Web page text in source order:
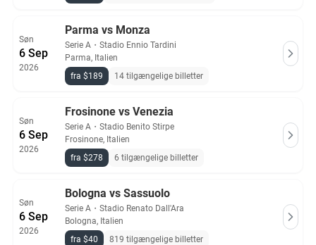
Søn
6 Sep
2026
Parma vs Monza
Serie A ・ Stadio Ennio Tardini
Parma, Italien
fra $189
14 tilgængelige billetter
Søn
6 Sep
2026
Frosinone vs Venezia
Serie A ・ Stadio Benito Stirpe
Frosinone, Italien
fra $278
6 tilgængelige billetter
Søn
6 Sep
2026
Bologna vs Sassuolo
Serie A ・ Stadio Renato Dall'Ara
Bologna, Italien
fra $40
819 tilgængelige billetter